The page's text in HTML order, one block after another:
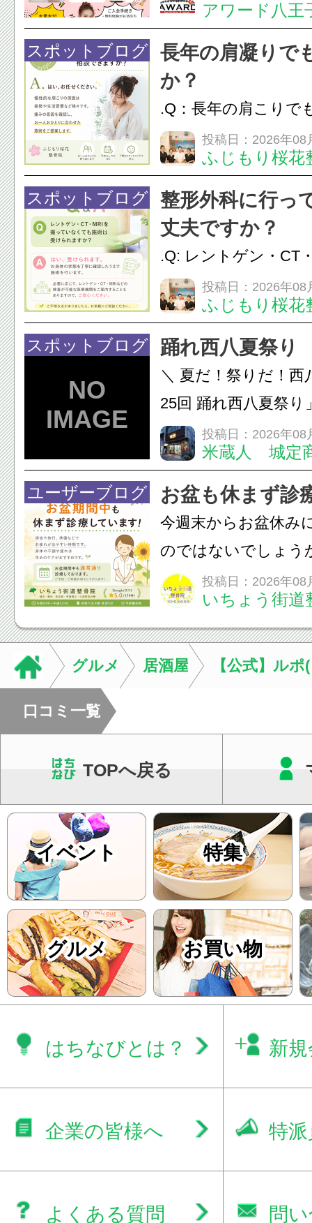
開催中アワード八王
24時間ジム&
脱毛
スポットブログ
長年の肩凝りで
か？
.Q：長年の肩こりで
か？A：はい、お任
性的な肩こりの原因
慣など様々です。痛
し、お一人おひとり
をご提案します。.#
投稿日：2026年08
ふじもり桜花
スポットブログ
整形外科に行っ
丈夫ですか？
.Q: レントゲン・CT
いなくても施術は受
A: はい、受けられま
態を丁寧に確認した
います。必要に応じ
ン・CT・MRIなどの
投稿日：2026年08
ふじもり桜花
スポットブログ 踊れ西八夏祭り
＼ 夏だ！祭りだ！西
25回 踊れ西八夏祭
てくる！ 伝統の【阿
情熱の【よさこいソ
結！数多くの団体が
店街を舞台に最高の
投稿日：2026年08
米蔵人 城定
ユーザーブログ お盆も休まず診
今週末からお盆休み
のではないでしょう
長時間の運転などで
痛・足の疲れが出や
いちょう街道整骨院
も通常通り診療して
みの...
投稿日：2026年08
いちょう街道
グルメ 居酒屋 【公式】ル
口コミ一覧
TOPへ戻る
イベント 特集
グルメ お買い物
はちなびとは？ 新
企業の皆様へ 特
よくある質問 問